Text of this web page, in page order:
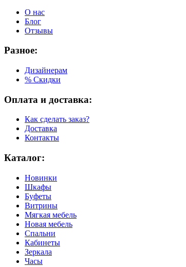
О нас
Блог
Отзывы
Разное:
Дизайнерам
% Скидки
Оплата и доставка:
Как сделать заказ?
Доставка
Контакты
Каталог:
Новинки
Шкафы
Буфеты
Витрины
Мягкая мебель
Новая мебель
Спальни
Кабинеты
Зеркала
Часы